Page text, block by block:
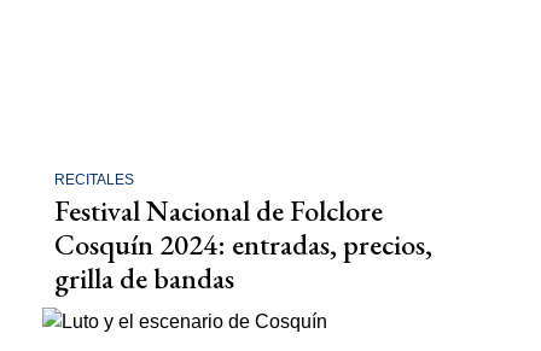
RECITALES
Festival Nacional de Folclore
Cosquín 2024: entradas, precios,
grilla de bandas